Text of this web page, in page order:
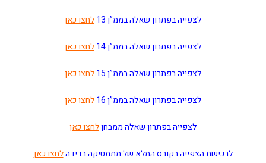
לצפייה בפתרון שאלה בממ”ן 13 לחצו כאן
לצפייה בפתרון שאלה בממ”ן 14 לחצו כאן
לצפייה בפתרון שאלה בממ”ן 15 לחצו כאן
לצפייה בפתרון שאלה בממ”ן 16 לחצו כאן
לצפייה בפתרון שאלה ממבחןלחצו כאן
לרכישת הצפייה בקורס המלא של מתמטיקה בדידהלחצו כאן